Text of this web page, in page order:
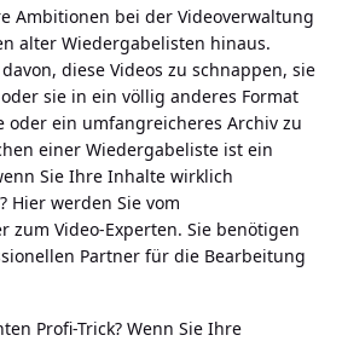
Ambitionen bei der Videoverwaltung
alter Wiedergabelisten hinaus.
diese Videos zu schnappen, sie
sie in ein völlig anderes Format
oder ein umfangreicheres Archiv zu
einer Wiedergabeliste ist ein
Sie Ihre Inhalte wirklich
Hier werden Sie vom
zum Video-Experten. Sie benötigen
Partner für die Bearbeitung
Profi-Trick? Wenn Sie Ihre